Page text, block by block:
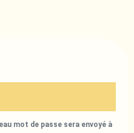
mot de passe sera envoyé à